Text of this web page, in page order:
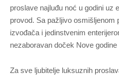
proslave najluđu noć u godini uz
provod. Sa pažljivo osmišljenom
izvođača i jedinstvenim
nezaboravan doček Nove
Za sve ljubitelje luksuznih